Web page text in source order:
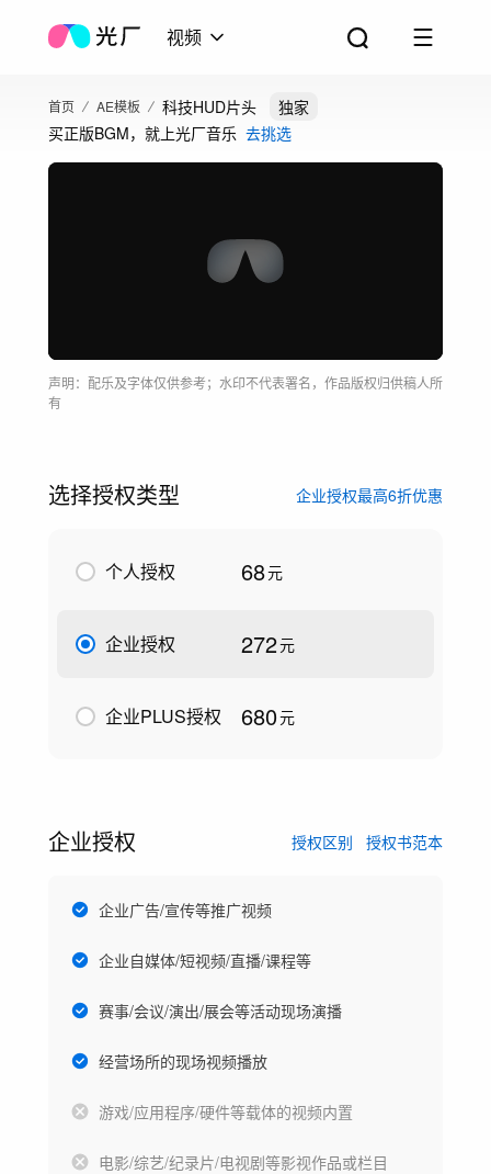
视频
首页 AE模板 科技HUD片头
独家
买正版BGM，就上光厂音乐 去挑选
声明：配乐及字体仅供参考；水印不代表署名，作品版权归供稿人所
有
选择授权类型 企业授权最高6折优惠
个人授权 68元
企业授权 272元
企业PLUS授权 680元
企业授权 授权区别 授权书范本
企业广告/宣传等推广视频
企业自媒体/短视频/直播/课程等
赛事/会议/演出/展会等活动现场演播
经营场所的现场视频播放
游戏/应用程序/硬件等载体的视频内置
电影/综艺/纪录片/电视剧等影视作品或栏目